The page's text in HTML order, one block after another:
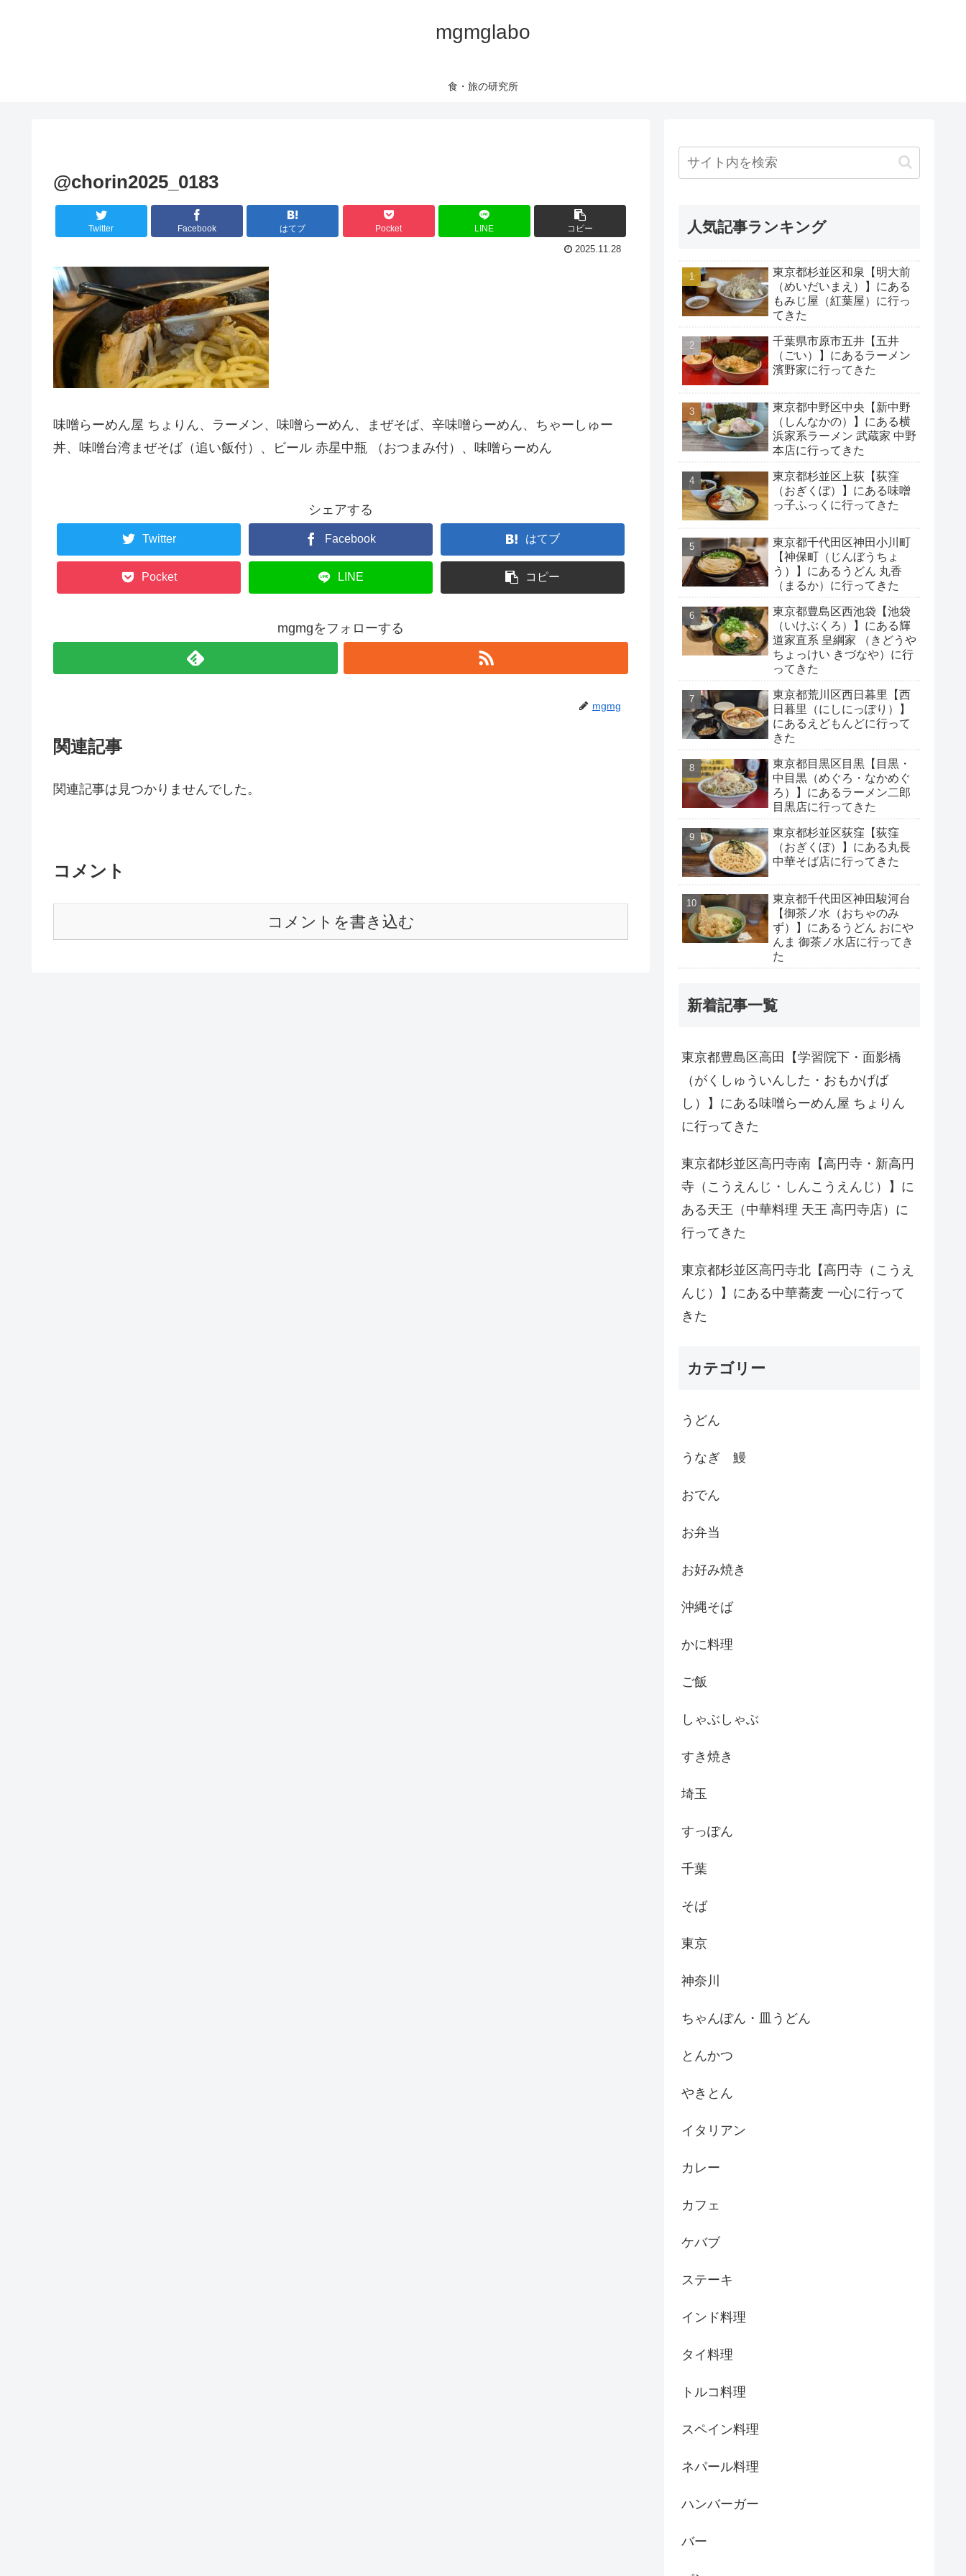
mgmglabo
食・旅の研究所
@chorin2025_0183
Twitter Facebook はてブ Pocket LINE コピー
2025.11.28
味噌らーめん屋 ちょりん、ラーメン、味噌らーめん、まぜそば、辛味噌らーめん、ちゃーしゅー
丼、味噌台湾まぜそば（追い飯付）、ビール 赤星中瓶 （おつまみ付）、味噌らーめん
シェアする
Twitter Facebook はてブ
Pocket LINE コピー
mgmgをフォローする
mgmg
関連記事
関連記事は見つかりませんでした。
コメント
コメントを書き込む
人気記事ランキング
東京都杉並区和泉【明大前
（めいだいまえ）】にある
もみじ屋（紅葉屋）に行っ
てきた
千葉県市原市五井【五井
（ごい）】にあるラーメン
濱野家に行ってきた
東京都中野区中央【新中野
（しんなかの）】にある横
浜家系ラーメン 武蔵家 中野
本店に行ってきた
東京都杉並区上荻【荻窪
（おぎくぼ）】にある味噌
っ子ふっくに行ってきた
東京都千代田区神田小川町
【神保町（じんぼうちょ
う）】にあるうどん 丸香
（まるか）に行ってきた
東京都豊島区西池袋【池袋
（いけぶくろ）】にある輝
道家直系 皇綱家 （きどうや
ちょっけい きづなや）に行
ってきた
東京都荒川区西日暮里【西
日暮里（にしにっぽり）】
にあるえどもんどに行って
きた
東京都目黒区目黒【目黒・
中目黒（めぐろ・なかめぐ
ろ）】にあるラーメン二郎
目黒店に行ってきた
東京都杉並区荻窪【荻窪
（おぎくぼ）】にある丸長
中華そば店に行ってきた
東京都千代田区神田駿河台
【御茶ノ水（おちゃのみ
ず）】にあるうどん おにや
んま 御茶ノ水店に行ってき
た
新着記事一覧
東京都豊島区高田【学習院下・面影橋
（がくしゅういんした・おもかげば
し）】にある味噌らーめん屋 ちょりん
に行ってきた
東京都杉並区高円寺南【高円寺・新高円
寺（こうえんじ・しんこうえんじ）】に
ある天王（中華料理 天王 高円寺店）に
行ってきた
東京都杉並区高円寺北【高円寺（こうえ
んじ）】にある中華蕎麦 一心に行って
きた
カテゴリー
うどん
うなぎ 鰻
おでん
お弁当
お好み焼き
沖縄そば
かに料理
ご飯
しゃぶしゃぶ
すき焼き
埼玉
すっぽん
千葉
そば
東京
神奈川
ちゃんぽん・皿うどん
とんかつ
やきとん
イタリアン
カレー
カフェ
ケバブ
ステーキ
インド料理
タイ料理
トルコ料理
スペイン料理
ネパール料理
ハンバーガー
バー